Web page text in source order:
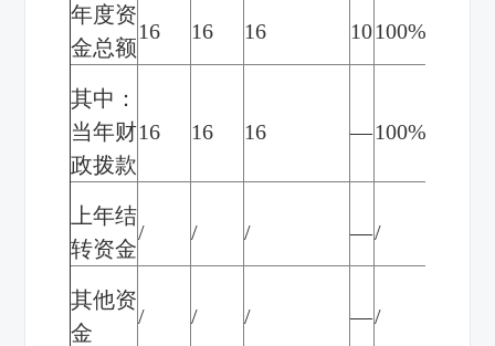
年度资
金总额
16 16 16 10100%
其中：
当年财
政拨款
16 16 16 —100%
上年结
转资金
/ / / —/
其他资
金
/ / / —/